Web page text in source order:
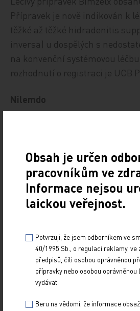
Přípravek je nově indikován k
těžké až těžké hidradenitis
inversa) u dospělých s
na konvenční systémovou
rozhodnutí o registraci je UCB
Nilemdo
u dospělých s prokázaným
aterosklerotického
onemocnění ke snížení
snížením hladin LDL
ke korekci dalších rizikových
s ezetimibem nebo bez něj,
v kombinaci s ezetimibem u
netolerují statiny nebo u
kontraindikován. Držitelem
Obsah je určen
pracovníkům ve
Informace nejsou
laickou veřejnost.
Potvrzuji, že jsem odborníkem ve
40/1995 Sb., o regulaci reklamy, ve
předpisů, čili osobou oprávněnou
přípravky nebo osobou
vydávat.
Beru na vědomí, že informace